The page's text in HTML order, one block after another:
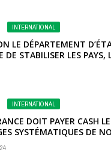
INTERNATIONAL
LE DÉPARTEMENT
STABILISER LES PAYS,
INTERNATIONAL
DOIT PAYER CASH
SYSTÉMATIQUES DE